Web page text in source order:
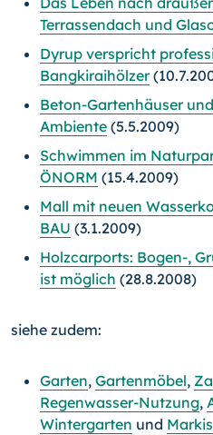
Terrassendach und
Dyrup verspricht
Bangkiraihölzer
Beton-Gartenhäuser
Ambiente (5.5.2009)
Schwimmen im
ÖNORM (15.4.2009)
Mall mit neuen
BAU (3.1.2009)
Holzcarports: Bogen-,
ist möglich (28.8.2008)
siehe zudem:
Garten, Gartenmöbel,
Regenwasser-Nutzung,
Wintergarten und